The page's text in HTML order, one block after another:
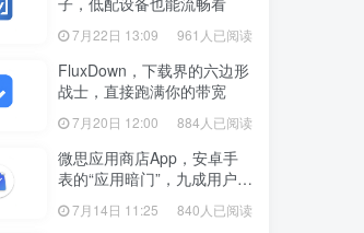
7月22日 13:09 961人已阅读
FluxDown，下载界的六边形
战士，直接跑满你的带宽
7月20日 12:00 884人已阅读
微思应用商店App，安卓手
表的“应用暗门”，九成用户还
没发现
7月14日 11:25 840人已阅读